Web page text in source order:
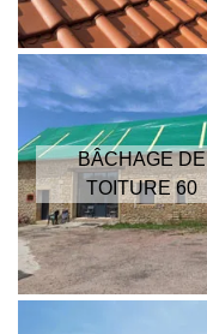
BÂCHAGE DE
TOITURE 60